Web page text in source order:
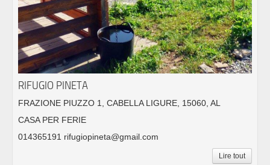
RIFUGIO PINETA
FRAZIONE PIUZZO 1, CABELLA LIGURE, 15060, AL
CASA PER FERIE
014365191 rifugiopineta@gmail.com
Lire tout